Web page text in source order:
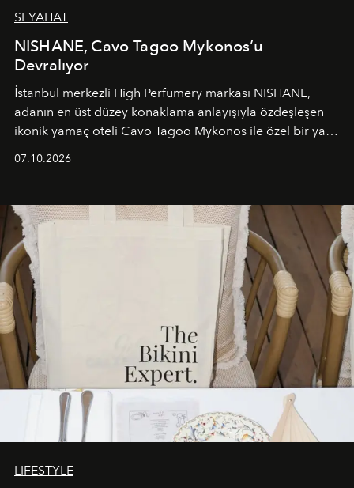
SEYAHAT
NISHANE, Cavo Tagoo Mykonos’u
Devralıyor
İstanbul merkezli High Perfumery markası NISHANE,
adanın en üst düzey konaklama anlayışıyla özdeşleşen
ikonik yamaç oteli Cavo Tagoo Mykonos ile özel bir yaz
buluşturarak markanın Cavo Tagoo’daki varlığını
sürükleyici ve mevsime özel bir deneyime dönüştürüyor.
07.10.2026
LIFESTYLE